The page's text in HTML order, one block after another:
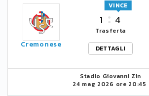
Cremonese
1 4
VINCE
Trasferta
DETTAGLI
Stadio Giovanni Zin
24 mag 2026 ore 20:45